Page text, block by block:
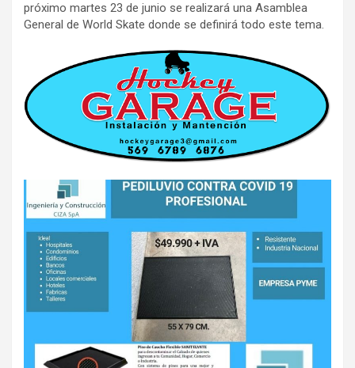
próximo martes 23 de junio se realizará una Asamblea
General de World Skate donde se definirá todo este tema.